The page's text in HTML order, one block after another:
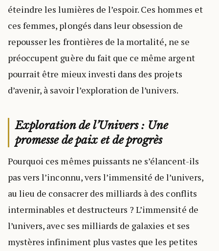
éteindre les lumières de l’espoir. Ces hommes et
ces femmes, plongés dans leur obsession de
repousser les frontières de la mortalité, ne se
préoccupent guère du fait que ce même argent
pourrait être mieux investi dans des projets
d’avenir, à savoir l’exploration de l’univers.
Exploration de l’Univers : Une
promesse de paix et de progrès
Pourquoi ces mêmes puissants ne s’élancent-ils
pas vers l’inconnu, vers l’immensité de l’univers,
au lieu de consacrer des milliards à des conflits
interminables et destructeurs ? L’immensité de
l’univers, avec ses milliards de galaxies et ses
mystères infiniment plus vastes que les petites